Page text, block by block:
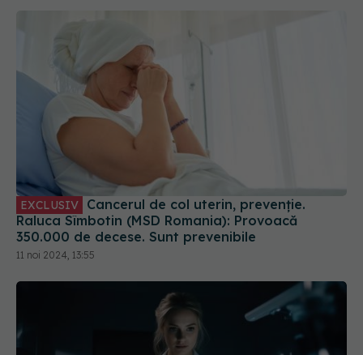
EXCLUSIV
Raluca Sîmbotin (MSD Romania): Provoacă
350.000 de decese. Sunt prevenibile
11 noi 2024, 13:55